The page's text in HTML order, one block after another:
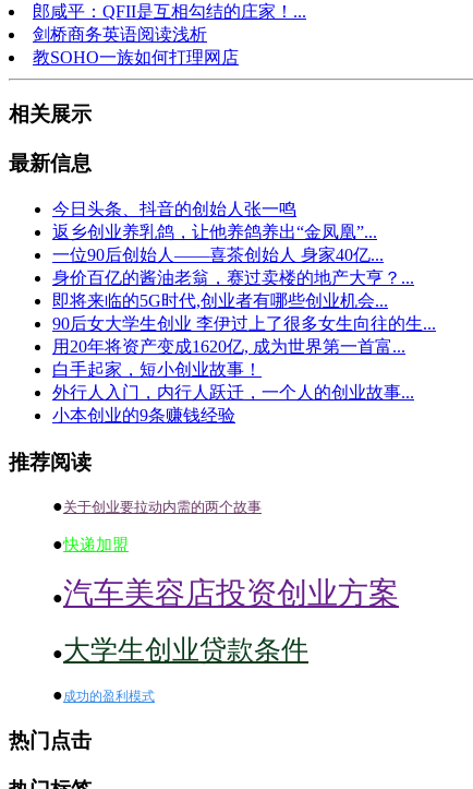
郎咸平：QFII是互相勾结的庄家！...
剑桥商务英语阅读浅析
教SOHO一族如何打理网店
相关展示
最新信息
今日头条、抖音的创始人张一鸣
返乡创业养乳鸽，让他养鸽养出“金凤凰”...
一位90后创始人——喜茶创始人 身家40亿...
身价百亿的酱油老翁，赛过卖楼的地产大亨？...
即将来临的5G时代,创业者有哪些创业机会...
90后女大学生创业 李伊过上了很多女生向往的生...
用20年将资产变成1620亿, 成为世界第一首富...
白手起家，短小创业故事！
外行人入门，内行人跃迁，一个人的创业故事...
小本创业的9条赚钱经验
推荐阅读
●关于创业要拉动内需的两个故事
●快递加盟
●汽车美容店投资创业方案
●大学生创业贷款条件
●成功的盈利模式
热门点击